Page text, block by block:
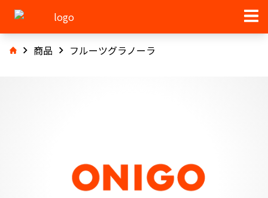
商品 フルーツグラノーラ